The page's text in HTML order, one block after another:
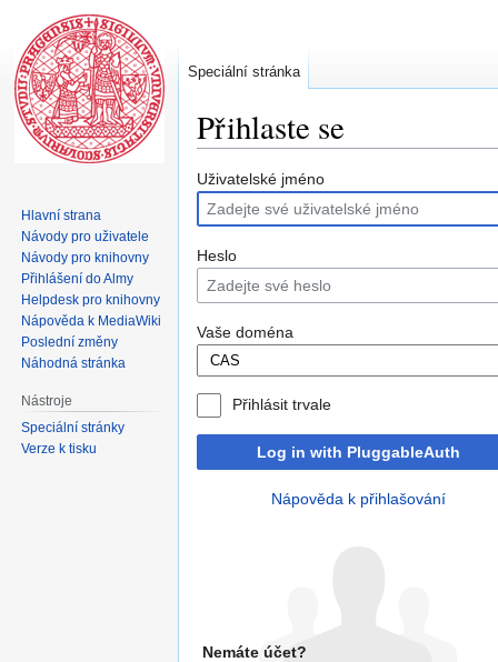
Přihlaste se
Skočit
na
navigaci
Skočit
na
vyhledávání
Uživatelské jméno
Heslo
Vaše doména
Přihlásit trvale
Log in with PluggableAuth
Nápověda k přihlašování
Nemáte účet?
Speciální stránka
Hlavní strana
Návody pro uživatele
Návody pro knihovny
Přihlášení do Almy
Helpdesk pro knihovny
Nápověda k MediaWiki
Poslední změny
Náhodná stránka
Nástroje
Speciální stránky
Verze k tisku